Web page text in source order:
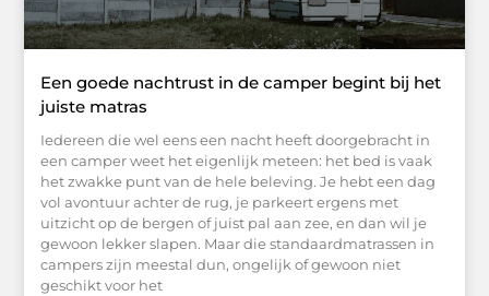
Een goede nachtrust in de camper begint bij het
juiste matras
Iedereen die wel eens een nacht heeft doorgebracht in
een camper weet het eigenlijk meteen: het bed is vaak
het zwakke punt van de hele beleving. Je hebt een dag
vol avontuur achter de rug, je parkeert ergens met
uitzicht op de bergen of juist pal aan zee, en dan wil je
gewoon lekker slapen. Maar die standaardmatrassen in
campers zijn meestal dun, ongelijk of gewoon niet
geschikt voor het